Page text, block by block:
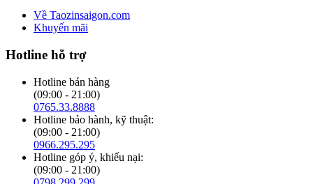
Về Taozinsaigon.com
Khuyến mãi
Hotline hỗ trợ
Hotline bán hàng
(09:00 - 21:00)
0765.33.8888
Hotline bảo hành, kỹ thuật:
(09:00 - 21:00)
0966.295.295
Hotline góp ý, khiếu nại:
(09:00 - 21:00)